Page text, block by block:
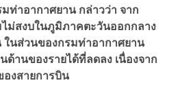
ท่าอากาศยาน กล่าวว่า จาก
ม่สงบในภูมิภาคตะวันออกกลาง
นส่วนของกรมท่าอากาศยาน
ด้านของรายได้ที่ลดลง เนื่องจาก
องสายการบิน